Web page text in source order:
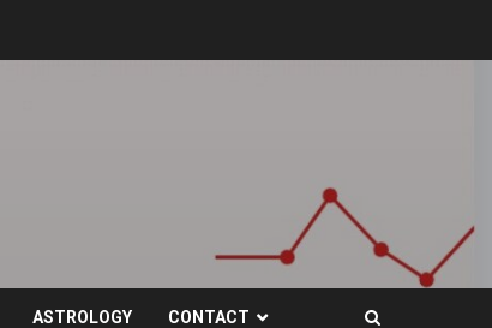
ASTROLOGY CONTACT